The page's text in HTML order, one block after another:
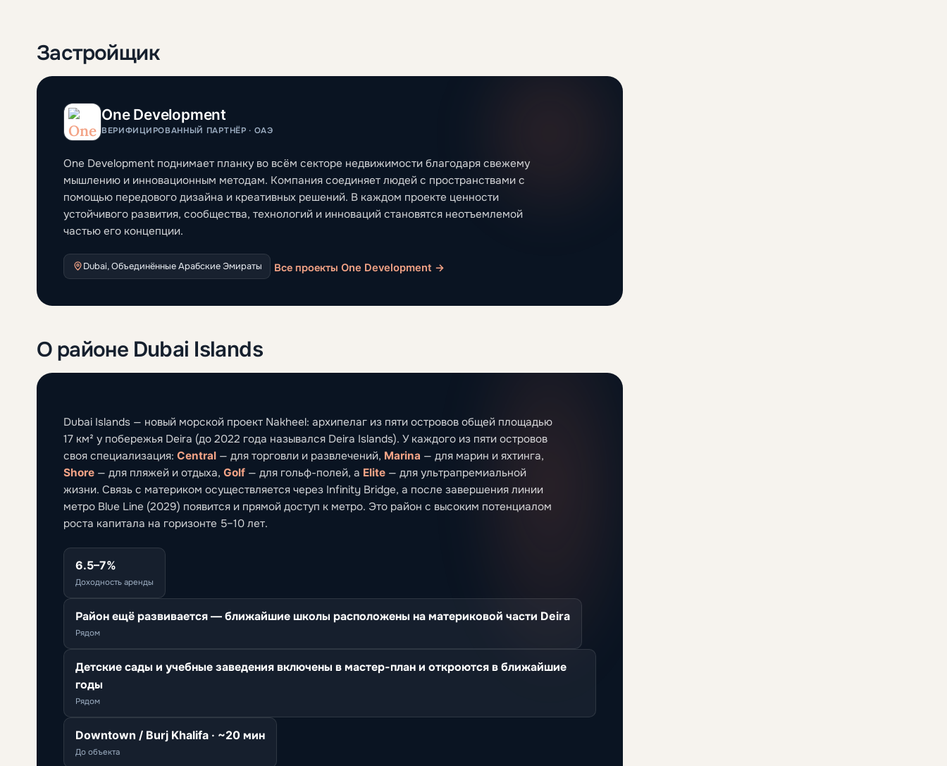
Застройщик
One Development
ВЕРИФИЦИРОВАННЫЙ ПАРТНЁР · ОАЭ
One Development поднимает планку во всём секторе недвижимости благодаря свежему
мышлению и инновационным методам. Компания соединяет людей с пространствами с
помощью передового дизайна и креативных решений. В каждом проекте ценности
устойчивого развития, сообщества, технологий и инноваций становятся неотъемлемой
частью его концепции.
Dubai, Объединённые Арабские Эмираты Все проекты One Development →
О районе Dubai Islands
Dubai Islands — новый морской проект Nakheel: архипелаг из пяти островов общей площадью
17 км² у побережья Deira (до 2022 года назывался Deira Islands). У каждого из пяти островов
своя специализация: Central — для торговли и развлечений, Marina — для марин и яхтинга,
Shore — для пляжей и отдыха, Golf — для гольф-полей, а Elite — для ультрапремиальной
жизни. Связь с материком осуществляется через Infinity Bridge, а после завершения линии
метро Blue Line (2029) появится и прямой доступ к метро. Это район с высоким потенциалом
роста капитала на горизонте 5–10 лет.
6.5–7%
Доходность аренды
Район ещё развивается — ближайшие школы расположены на материковой части Deira
Рядом
Детские сады и учебные заведения включены в мастер-план и откроются в ближайшие
годы
Рядом
Downtown / Burj Khalifa · ~20 мин
До объекта